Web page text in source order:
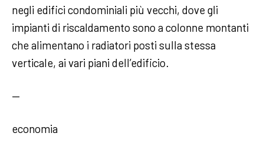
negli edifici condominiali più vecchi, dove gli
impianti di riscaldamento sono a colonne montanti
che alimentano i radiatori posti sulla stessa
verticale, ai vari piani dell’edificio.
—
economia